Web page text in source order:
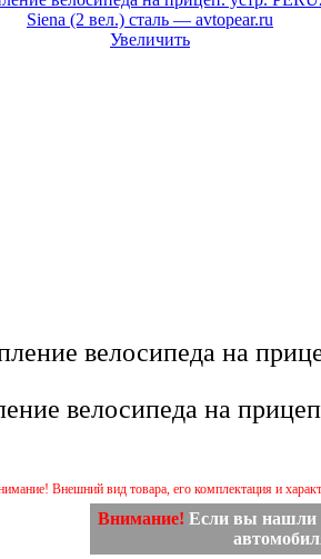
Увеличить
велосипеда на
Внешний вид товара, его комплектация и
Внимание! Если вы нашли